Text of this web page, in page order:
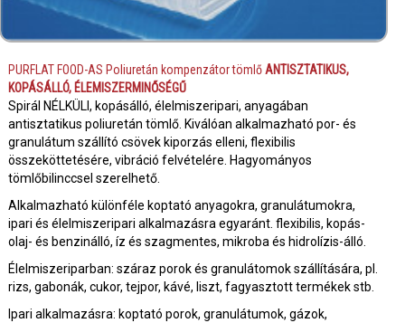
PURFLAT FOOD-AS Poliuretán kompenzátor tömlő ANTISZTATIKUS,
KOPÁSÁLLÓ, ÉLEMISZERMINŐSÉGŰ
Spirál NÉLKÜLI, kopásálló, élelmiszeripari, anyagában
antisztatikus poliuretán tömlő. Kiválóan alkalmazható por- és
granulátum szállító csövek kiporzás elleni, flexibilis
összeköttetésére, vibráció felvételére. Hagyományos
tömlőbilinccsel szerelhető.
Alkalmazható különféle koptató anyagokra, granulátumokra,
ipari és élelmiszeripari alkalmazásra egyaránt. flexibilis, kopás-
olaj- és benzinálló, íz és szagmentes, mikroba és hidrolízis-álló.
Élelmiszeriparban: száraz porok és granulátomok szállítására, pl.
rizs, gabonák, cukor, tejpor, kávé, liszt, fagyasztott termékek stb.
Ipari alkalmazásra: koptató porok, granulátumok, gázok,